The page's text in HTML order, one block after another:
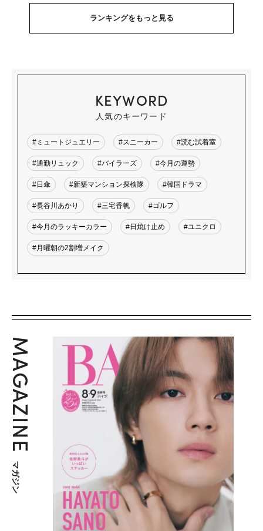
ランキングをもっと見る
KEYWORD
人気のキーワード
#ミュートジュエリー #スニーカー #読む試着室
#通勤リュック #バイラーズ #今月の運勢
#日傘 #新築マンション探検隊 #韓国ドラマ
#長谷川あかり #三宅香帆 #ゴルフ
#今月のラッキーカラー #日焼け止め #ユニクロ
#月曜朝の2割増メイク
MAGAZINE
マガジン